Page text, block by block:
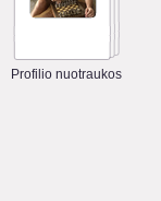
Profilio nuotraukos